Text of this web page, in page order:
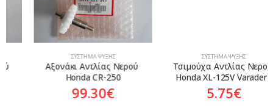
ΣΎΣΤΗΜΑ ΨΎΞΗΣ
Αξονάκι Αντλίας Νερού
Honda CR-250
99.30€
ΣΎΣΤΗΜΑ ΨΎΞΗΣ
Τσιμούχα Αντλίας Νερού
Honda XL-125V Varadero
5.75€